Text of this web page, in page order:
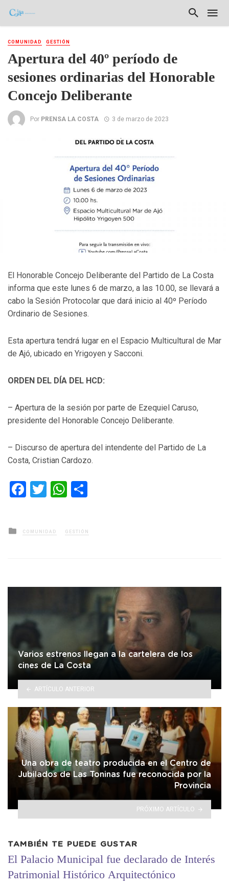
COMUNIDAD GESTIÓN
Apertura del 40º período de
sesiones ordinarias del Honorable
Concejo Deliberante
Por PRENSA LA COSTA 3 de marzo de 2023
El Honorable Concejo Deliberante del Partido de La Costa
informa que este lunes 6 de marzo, a las 10.00, se llevará a
cabo la Sesión Protocolar que dará inicio al 40º Período
Ordinario de Sesiones.
Esta apertura tendrá lugar en el Espacio Multicultural de Mar
de Ajó, ubicado en Yrigoyen y Sacconi.
ORDEN DEL DÍA DEL HCD:
– Apertura de la sesión por parte de Ezequiel Caruso,
presidente del Honorable Concejo Deliberante.
– Discurso de apertura del intendente del Partido de La
Costa, Cristian Cardozo.
Facebook
TwitterWhatsApp
Posted
in
COMUNIDAD GESTIÓN
Varios estrenos llegan a la cartelera de los
cines de La Costa
ARTÍCULO ANTERIOR
Una obra de teatro producida en el Centro de
Jubilados de Las Toninas fue reconocida por la
Provincia
PRÓXIMO ARTÍCULO
TAMBIÉN TE PUEDE GUSTAR
El Palacio Municipal fue declarado de Interés
Patrimonial Histórico Arquitectónico